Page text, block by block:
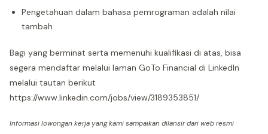
Pengetahuan dalam bahasa pemrograman adalah nilai
tambah
Bagi yang berminat serta memenuhi kualifikasi di atas, bisa
segera mendaftar melalui laman GoTo Financial di LinkedIn
melalui tautan berikut
https://www.linkedin.com/jobs/view/3189353851/
Informasi lowongan kerja yang kami sampaikan dilansir dari web resmi